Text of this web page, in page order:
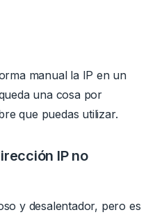
manual la IP en un
una cosa por
que puedas utilizar.
IP no
y desalentador, pero es